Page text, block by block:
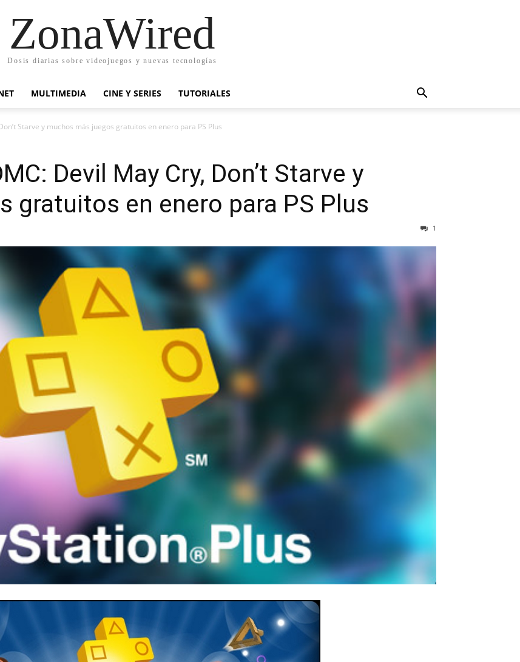
ZonaWired
Dosis diarias sobre videojuegos y nuevas tecnologías
MULTIMEDIA CINE Y SERIES TUTORIALES
Starve y muchos más juegos gratuitos en enero para PS Plus
Devil May Cry, Don’t Starve y
gratuitos en enero para PS Plus
1